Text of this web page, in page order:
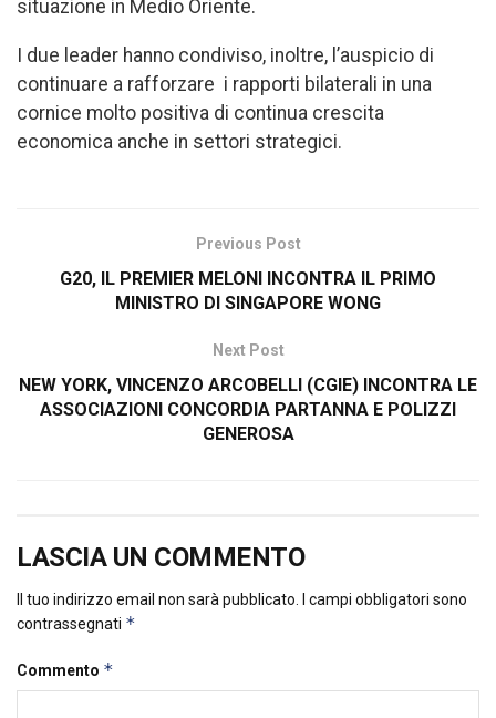
situazione in Medio Oriente.
I due leader hanno condiviso, inoltre, l’auspicio di
continuare a rafforzare i rapporti bilaterali in una
cornice molto positiva di continua crescita
economica anche in settori strategici.
Previous Post
G20, IL PREMIER MELONI INCONTRA IL PRIMO
MINISTRO DI SINGAPORE WONG
Next Post
NEW YORK, VINCENZO ARCOBELLI (CGIE) INCONTRA LE
ASSOCIAZIONI CONCORDIA PARTANNA E POLIZZI
GENEROSA
LASCIA UN COMMENTO
Il tuo indirizzo email non sarà pubblicato.
I campi obbligatori sono
contrassegnati *
Commento *